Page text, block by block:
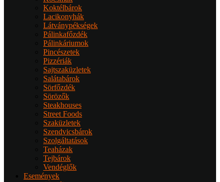
Koktélbárok
Lacikonyhák
Látványpékségek
Pálinkafőzdék
Pálinkáriumok
Pincészetek
Pizzériák
Sajtszaküzletek
Salátabárok
Sörfőzdék
Sörözők
Steakhouses
Street Foods
Szaküzletek
Szendvicsbárok
Szolgáltatások
Teaházak
Tejbárok
Vendéglők
Események